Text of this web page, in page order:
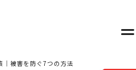
被害を防ぐ7つの方法